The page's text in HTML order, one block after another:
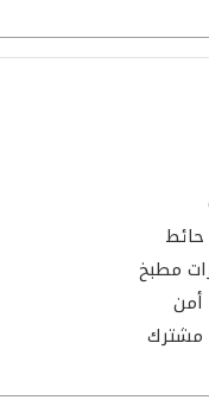
حائط
مطبخ
مشترك